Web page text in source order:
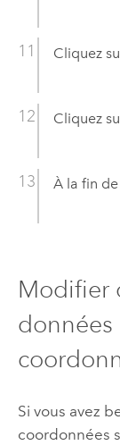
Cliquez
Cliquez
À la fin
Modifier
données
Si vous avez
coordonnées